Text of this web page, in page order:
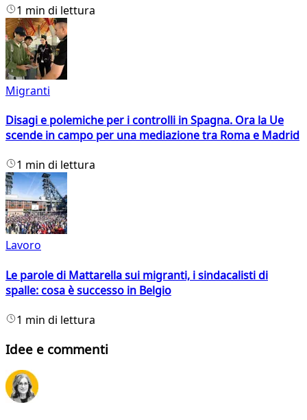
1 min di lettura
Migranti
Disagi e polemiche per i controlli in Spagna. Ora la Ue
scende in campo per una mediazione tra Roma e Madrid
1 min di lettura
Lavoro
Le parole di Mattarella sui migranti, i sindacalisti di
spalle: cosa è successo in Belgio
1 min di lettura
Idee e commenti